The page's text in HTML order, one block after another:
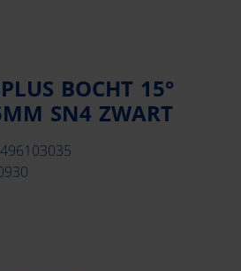
BOCHT 15°
SN4 ZWART